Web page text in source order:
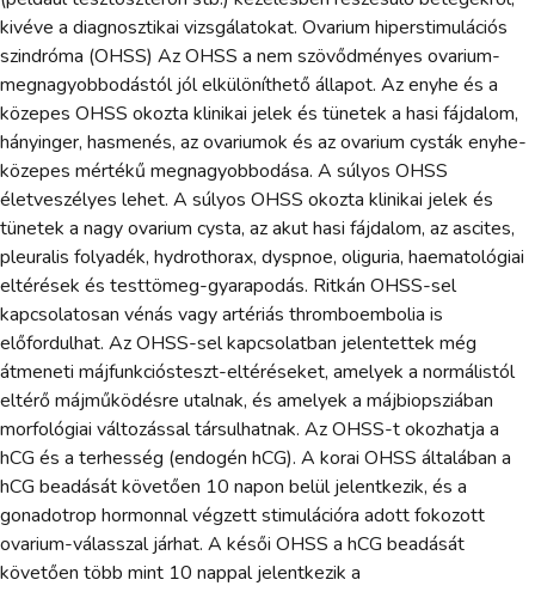
kivéve a diagnosztikai vizsgálatokat. Ovarium hiperstimulációs
szindróma (OHSS) Az OHSS a nem szövődményes ovarium-
megnagyobbodástól jól elkülöníthető állapot. Az enyhe és a
közepes OHSS okozta klinikai jelek és tünetek a hasi fájdalom,
hányinger, hasmenés, az ovariumok és az ovarium cysták enyhe-
közepes mértékű megnagyobbodása. A súlyos OHSS
életveszélyes lehet. A súlyos OHSS okozta klinikai jelek és
tünetek a nagy ovarium cysta, az akut hasi fájdalom, az ascites,
pleuralis folyadék, hydrothorax, dyspnoe, oliguria, haematológiai
eltérések és testtömeg-gyarapodás. Ritkán OHSS-sel
kapcsolatosan vénás vagy artériás thromboembolia is
előfordulhat. Az OHSS-sel kapcsolatban jelentettek még
átmeneti májfunkciósteszt-eltéréseket, amelyek a normálistól
eltérő májműködésre utalnak, és amelyek a májbiopsziában
morfológiai változással társulhatnak. Az OHSS-t okozhatja a
hCG és a terhesség (endogén hCG). A korai OHSS általában a
hCG beadását követően 10 napon belül jelentkezik, és a
gonadotrop hormonnal végzett stimulációra adott fokozott
ovarium-válasszal járhat. A késői OHSS a hCG beadását
követően több mint 10 nappal jelentkezik a